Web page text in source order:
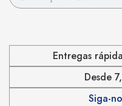
Entregas
Desde
Siga-